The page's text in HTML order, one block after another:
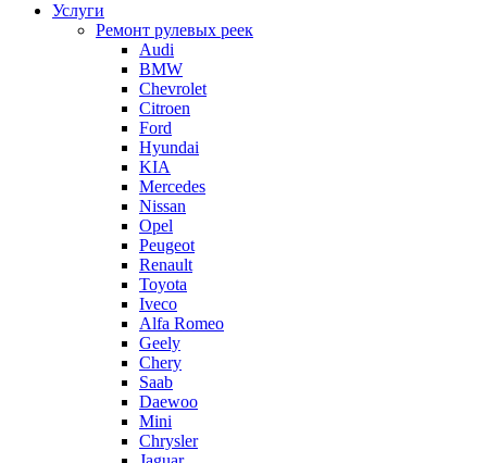
Услуги
Ремонт рулевых реек
Audi
BMW
Chevrolet
Citroen
Ford
Hyundai
KIA
Mercedes
Nissan
Opel
Peugeot
Renault
Toyota
Iveco
Alfa Romeo
Geely
Chery
Saab
Daewoo
Mini
Chrysler